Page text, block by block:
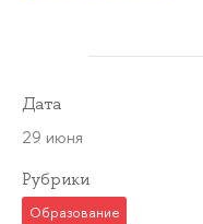
Дата
29 июня
Рубрики
Образование